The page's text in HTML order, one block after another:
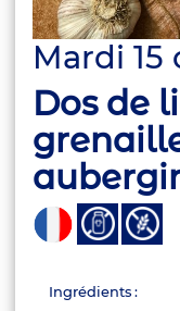
Mardi 15
Dos de
Ingrédients :